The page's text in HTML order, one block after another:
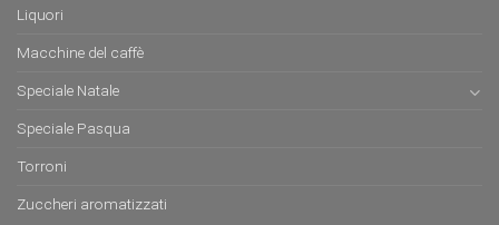
Liquori
Macchine del caffè
Speciale Natale
Speciale Pasqua
Torroni
Zuccheri aromatizzati